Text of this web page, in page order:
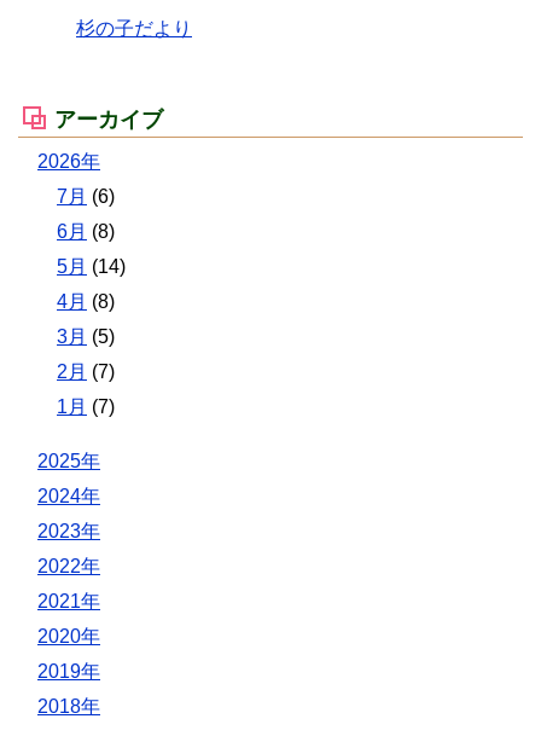
杉の子だより
アーカイブ
2026年
7月 (6)
6月 (8)
5月 (14)
4月 (8)
3月 (5)
2月 (7)
1月 (7)
2025年
2024年
2023年
2022年
2021年
2020年
2019年
2018年